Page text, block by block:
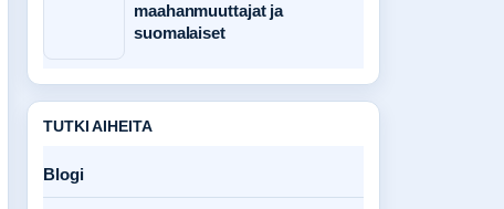
maahanmuuttajat ja
suomalaiset
TUTKI AIHEITA
Blogi